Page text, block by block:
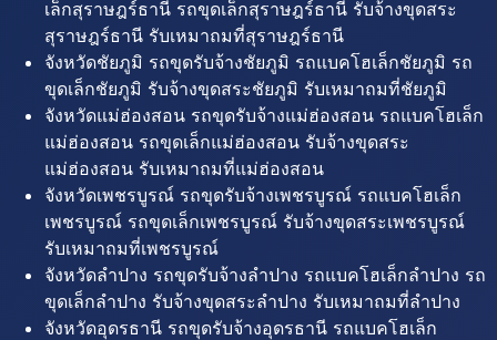
เล็กสุราษฎร์ธานี รถขุดเล็กสุราษฎร์ธานี รับจ้างขุดสระ
สุราษฎร์ธานี รับเหมาถมที่สุราษฎร์ธานี
จังหวัดชัยภูมิ รถขุดรับจ้างชัยภูมิ รถแบคโฮเล็กชัยภูมิ รถ
ขุดเล็กชัยภูมิ รับจ้างขุดสระชัยภูมิ รับเหมาถมที่ชัยภูมิ
จังหวัดแม่ฮ่องสอน รถขุดรับจ้างแม่ฮ่องสอน รถแบคโฮเล็ก
แม่ฮ่องสอน รถขุดเล็กแม่ฮ่องสอน รับจ้างขุดสระ
แม่ฮ่องสอน รับเหมาถมที่แม่ฮ่องสอน
จังหวัดเพชรบูรณ์ รถขุดรับจ้างเพชรบูรณ์ รถแบคโฮเล็ก
เพชรบูรณ์ รถขุดเล็กเพชรบูรณ์ รับจ้างขุดสระเพชรบูรณ์
รับเหมาถมที่เพชรบูรณ์
จังหวัดลำปาง รถขุดรับจ้างลำปาง รถแบคโฮเล็กลำปาง รถ
ขุดเล็กลำปาง รับจ้างขุดสระลำปาง รับเหมาถมที่ลำปาง
จังหวัดอุดรธานี รถขุดรับจ้างอุดรธานี รถแบคโฮเล็ก